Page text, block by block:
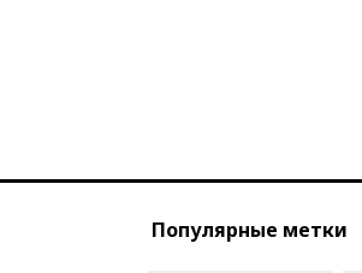
Популярные метки